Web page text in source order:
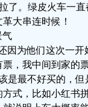
了。绿皮火车一
大串连时候！
气
因为他们这次一
，我中间到家的
是最不好买的，
式，比如小红书